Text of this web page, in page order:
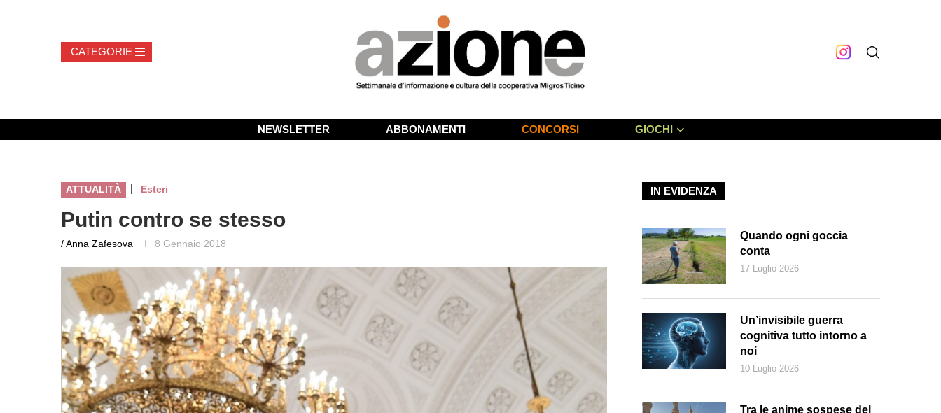
NEWSLETTER ABBONAMENTI CONCORSI GIOCHI
ATTUALITÀ | Esteri
Putin contro se stesso
/ Anna Zafesova 8 Gennaio 2018
IN EVIDENZA
Quando ogni goccia
conta
17 Luglio 2026
Un’invisibile guerra
cognitiva tutto intorno a
noi
10 Luglio 2026
Tra le anime sospese del